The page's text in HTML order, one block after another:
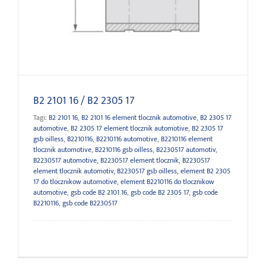
B2 2101 16 / B2 2305 17
Tagi: B2 2101 16, B2 2101 16 element tlocznik automotive, B2 2305 17
automotive, B2 2305 17 element tlocznik automotive, B2 2305 17
gsb oilless, B2210116, B2210116 automotive, B2210116 element
tlocznik automotive, B2210116 gsb oilless, B2230517 automotiv,
B2230517 automotive, B2230517 element tlocznik, B2230517
element tlocznik automotiv, B2230517 gsb oilless, element B2 2305
17 do tlocznikow automotive, element B2210116 do tlocznikow
automotive, gsb code B2 2101 16, gsb code B2 2305 17, gsb code
B2210116, gsb code B2230517